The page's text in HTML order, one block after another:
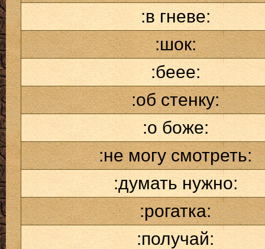
:в гневе:
:шок:
:беее:
:об стенку:
:о боже:
:не могу смотреть:
:думать нужно:
:рогатка:
:получай: